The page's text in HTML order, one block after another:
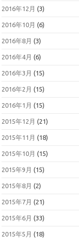
2016年12月 (3)
2016年10月 (6)
2016年8月 (3)
2016年4月 (6)
2016年3月 (15)
2016年2月 (15)
2016年1月 (15)
2015年12月 (21)
2015年11月 (18)
2015年10月 (15)
2015年9月 (15)
2015年8月 (2)
2015年7月 (21)
2015年6月 (33)
2015年5月 (18)